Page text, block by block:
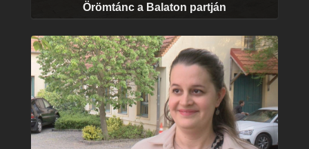
Örömtánc a Balaton partján